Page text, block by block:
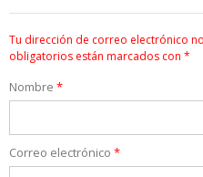
Tu dirección de correo electrónico
obligatorios están marcados con *
Nombre *
Correo electrónico *